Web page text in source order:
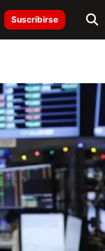
Suscribirse